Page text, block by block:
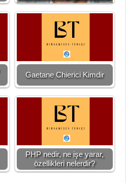
Gaetane Chierici Kimdir
PHP nedir, ne işe yarar,
özellikleri nelerdir?